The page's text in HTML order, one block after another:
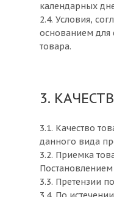
календарных
2.4. Условия,
основанием для
товара.
3.
3.1. Качество
данного вида
3.2. Приемка
Постановлением
3.3. Претензии